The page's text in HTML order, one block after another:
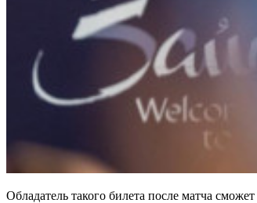
Обладатель такого билета после матча